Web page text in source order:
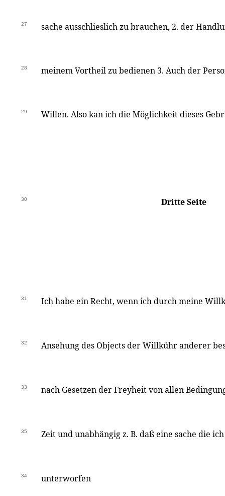
27 sache ausschlieslich zu brauchen, 2. der
28 meinem Vortheil zu bedienen 3. Auch der
29 Willen. Also kan ich die Möglichkeit dieses
30 Dritte Seite
31 Ich habe ein Recht, wenn ich durch meine
32 Ansehung des Objects der Willkühr anderer
33 nach Gesetzen der Freyheit von allen
35 Zeit und unabhängig z. B. daß eine sache die
34 unterworfen